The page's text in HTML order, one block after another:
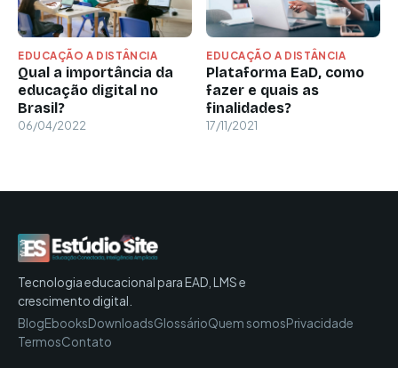
EDUCAÇÃO A DISTÂNCIA
Qual a importância da
educação digital no
Brasil?
06/04/2022
EDUCAÇÃO A DISTÂNCIA
Plataforma EaD, como
fazer e quais as
finalidades?
17/11/2021
Tecnologia educacional para EAD, LMS e
crescimento digital.
BlogEbooksDownloadsGlossárioQuem somosPrivacidade
TermosContato